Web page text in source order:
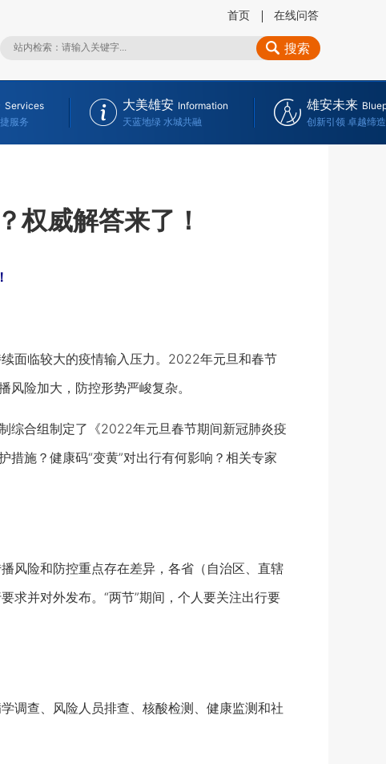
首页 在线问答
搜索
Services
服务
大美雄安 Information
天蓝地绿 水城共融
雄安未来
创新引领 卓越缔造
权威解答来了！
面临较大的疫情输入压力。2022年元旦和春节
风险加大，防控形势严峻复杂。
合组制定了《2022年元旦春节期间新冠肺炎疫
措施？健康码“变黄”对出行有何影响？相关专家
险和防控重点存在差异，各省（自治区、直辖
求并对外发布。“两节”期间，个人要关注出行要
查、风险人员排查、核酸检测、健康监测和社